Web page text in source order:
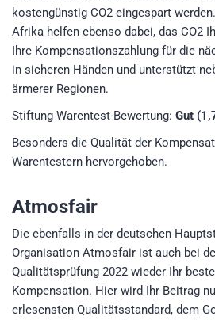
kostengünstig CO2 eingespart
Afrika helfen ebenso dabei, das CO2
Ihre Kompensationszahlung für die
in sicheren Händen und unterstützt
ärmerer Regionen.
Stiftung Warentest-Bewertung: Gut
Besonders die Qualität der
Warentestern hervorgehoben.
Atmosfair
Die ebenfalls in der deutschen
Organisation Atmosfair ist auch bei
Qualitätsprüfung 2022 wieder Ihr
Kompensation. Hier wird Ihr Beitrag
erlesensten Qualitätsstandard, dem